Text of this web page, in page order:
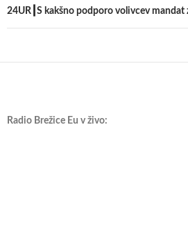
24UR┃S kakšno podporo volivcev mandat
Radio Brežice Eu v živo: